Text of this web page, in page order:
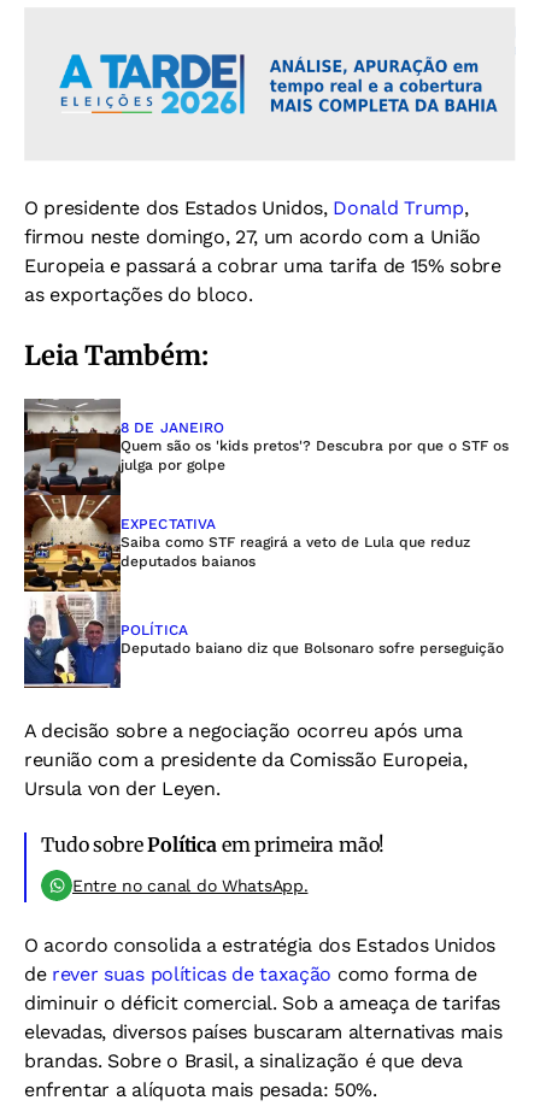
O presidente dos Estados Unidos, Donald Trump,
firmou neste domingo, 27, um acordo com a União
Europeia e passará a cobrar uma tarifa de 15% sobre
as exportações do bloco.
Leia Também:
8 DE JANEIRO
Quem são os 'kids pretos'? Descubra por que o STF os
julga por golpe
EXPECTATIVA
Saiba como STF reagirá a veto de Lula que reduz
deputados baianos
POLÍTICA
Deputado baiano diz que Bolsonaro sofre perseguição
A decisão sobre a negociação ocorreu após uma
reunião com a presidente da Comissão Europeia,
Ursula von der Leyen.
Tudo sobrePolítica em primeira mão!
Entre no canal do WhatsApp.
O acordo consolida a estratégia dos Estados Unidos
derever suas políticas de taxação como forma de
diminuir o déficit comercial. Sob a ameaça de tarifas
elevadas, diversos países buscaram alternativas mais
brandas. Sobre o Brasil, a sinalização é que deva
enfrentar a alíquota mais pesada: 50%.